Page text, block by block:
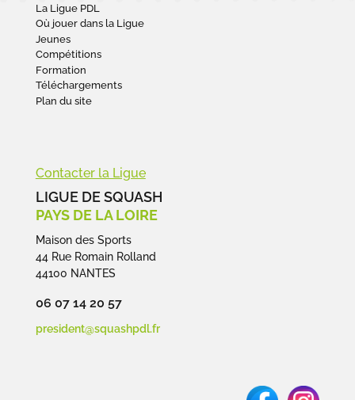
La Ligue PDL
Où jouer dans la Ligue
Jeunes
Compétitions
Formation
Téléchargements
Plan du site
Contacter la Ligue
LIGUE DE SQUASH
PAYS DE LA LOIRE
Maison des Sports
44 Rue Romain Rolland
44100 NANTES
06 07 14 20 57
president@squashpdl.fr